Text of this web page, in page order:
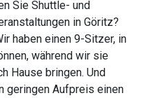
Sie Shuttle- und
in Göritz?
haben einen 9-Sitzer, in
während wir sie
Hause bringen. Und
geringen Aufpreis einen